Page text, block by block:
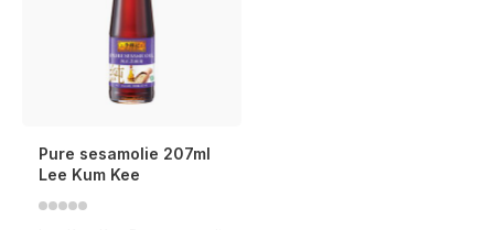
Pure sesamolie 207ml
Lee Kum Kee